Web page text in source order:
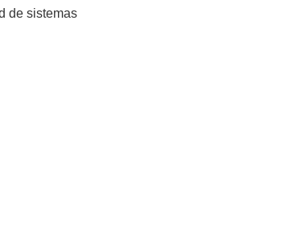
de sistemas